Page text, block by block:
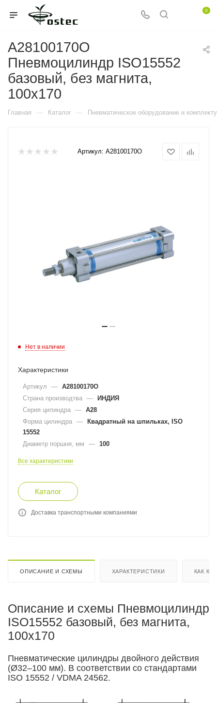
0
A28100170O
Пневмоцилиндр ISO15552
базовый, без магнита,
100x170
Главная — Каталог — Пневматическое оборудование и
Артикул: A28100170O
Нет в наличии
Характеристики
Артикул — A28100170O
Страна производтва — ИНДИЯ
Серия цилиндра — A28
Форма цилиндра — Квадратный на шпильках, ISO
15552
Диаметр поршня, мм
— 100
Все характеристики
Каталог
Доставка транспортными компаниями
ОПИСАНИЕ И СХЕМЫ ХАРАКТЕРИСТИКИ КАК
Описание и схемы Пневмоцилиндр
ISO15552 базовый, без магнита,
100x170
Пневматические цилиндры двойного действия
(Ø32–100 мм). В соответствии со стандартами
ISO 15552 / VDMA 24562.